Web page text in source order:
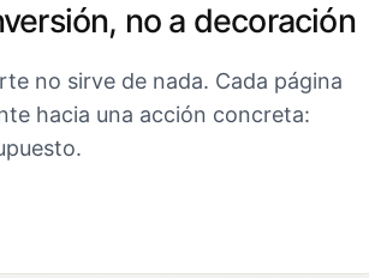
no a decoración
no sirve de nada. Cada página
hacia una acción concreta: